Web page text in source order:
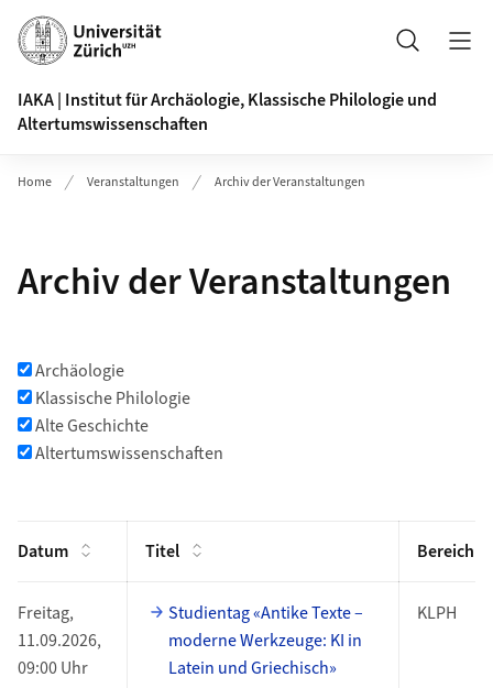
Header
Suche
IAKA | Institut für Archäologie, Klassische Philologie und
Altertumswissenschaften
Home Veranstaltungen Archiv der Veranstaltungen
Archiv der Veranstaltungen
Archäologie
Klassische Philologie
Alte Geschichte
Altertumswissenschaften
Datum Titel Bereich
Freitag,
11.09.2026,
09:00 Uhr
Studientag «Antike Texte –
moderne Werkzeuge: KI in
Latein und Griechisch»
KLPH